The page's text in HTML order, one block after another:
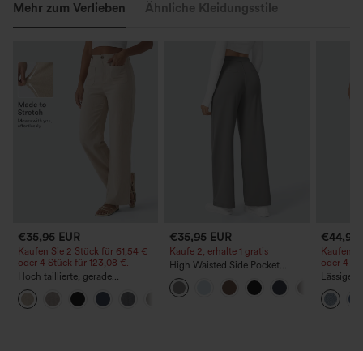
Mehr zum Verlieben Ähnliche Kleidungsstile
€35,95 EUR
Kaufen Sie 2 Stück für 61,54 €
oder 4 Stück für 123,08 €.
Hoch taillierte, gerade
geschnittene, legere Leinen-
Optik-Hose mit Taschen
€35,95 EUR
Kaufe 2, erhalte 1 gratis
High Waisted Side Pocket
Straight Leg Work Pants
€44,95
Kaufen
oder 4
Lässige
Taschen